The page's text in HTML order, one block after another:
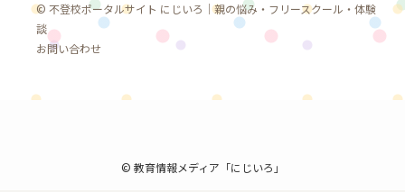
© 不登校ポータルサイト にじいろ｜親の悩み・フリースクール・体験
談
お問い合わせ
© 教育情報メディア「にじいろ」